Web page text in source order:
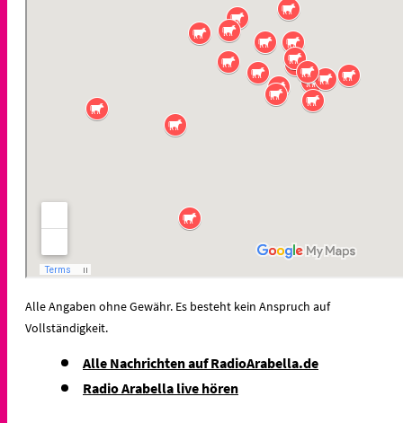
Alle Angaben ohne Gewähr. Es besteht kein Anspruch auf
Vollständigkeit.
Alle Nachrichten auf RadioArabella.de
Radio Arabella live hören